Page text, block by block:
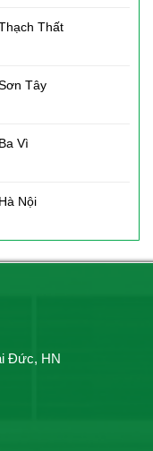
Thất
Tây
Vì
Nội
Đức, HN